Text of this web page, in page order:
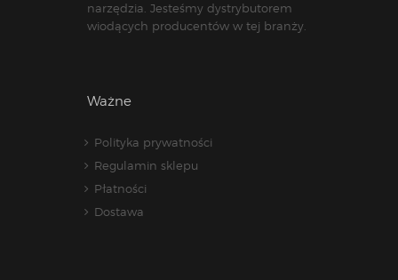
narzędzia. Jesteśmy dystrybutorem
wiodących producentów w tej branży.
Ważne
Polityka prywatności
Regulamin sklepu
Płatności
Dostawa